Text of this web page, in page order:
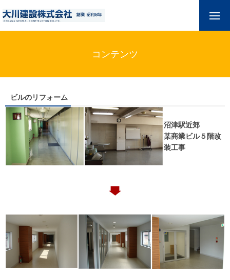
コンテンツ
ビルのリフォーム
沼津駅近郊
某商業ビル５階改
装工事